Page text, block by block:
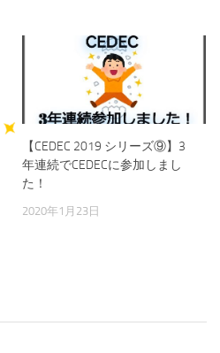
【CEDEC 2019 シリーズ⑨】3
年連続でCEDECに参加しまし
た！
2020年1月23日